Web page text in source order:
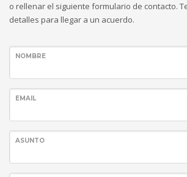
o rellenar el siguiente formulario de contacto.
detalles para llegar a un acuerdo.
NOMBRE
EMAIL
ASUNTO